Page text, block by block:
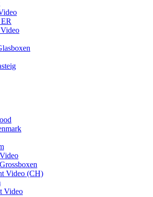
Video (CH)
Video